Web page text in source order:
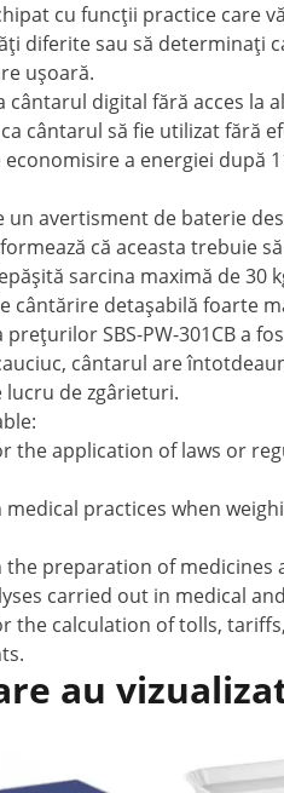
cu funcții practice care
diferite sau să determinați
ușoară.
cântarul digital fără acces
cântarul să fie utilizat fără
a energiei după
un avertisment de baterie
că aceasta trebuie
sarcina maximă de 30
cântărire detașabilă foarte
SBS-PW-301CB a
cântarul are
lucru de zgârieturi.
the application of laws or
practices when
the preparation of
carried out in medical
the calculation of tolls,
au